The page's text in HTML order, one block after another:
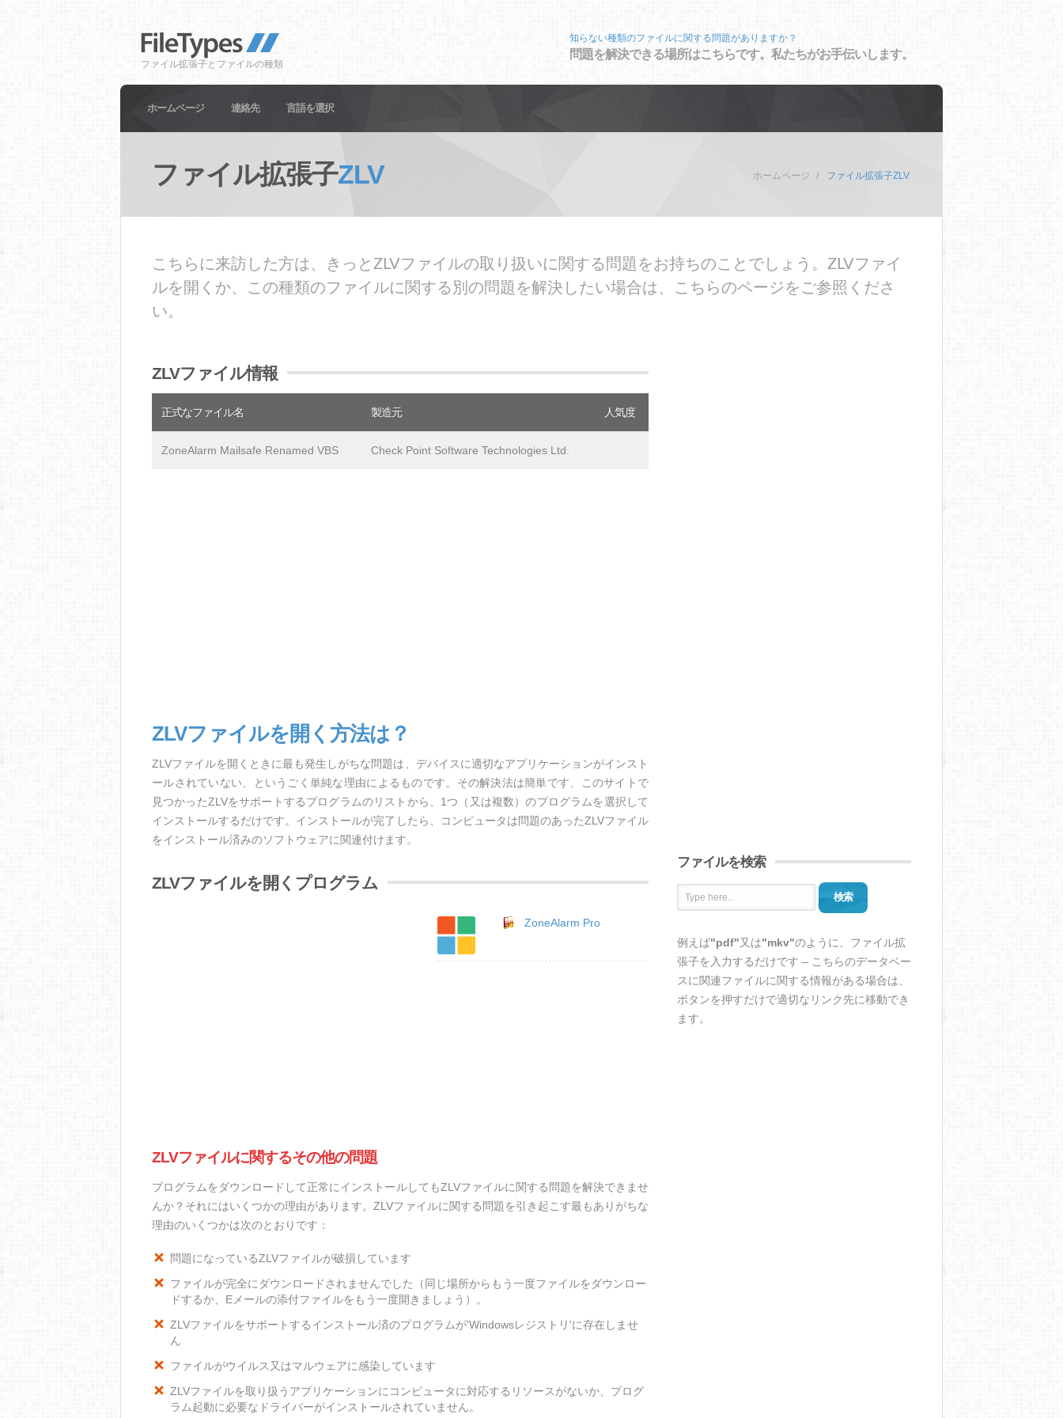
ファイル拡張子とファイルの種類
知らない種類のファイルに関する問題がありますか？
問題を解決できる場所はこちらです。私たちがお手伝いします。
ホームページ 連絡先 言語を選択
ファイル拡張子ZLV ホームページ ファイル拡張子ZLV
こちらに来訪した方は、きっとZLVファイルの取り扱いに関する問題をお持ちのことでしょう。ZLVファイ
ルを開くか、この種類のファイルに関する別の問題を解決したい場合は、こちらのページをご参照くださ
い。
ZLVファイル情報
正式なファイル名 製造元 人気度
ZoneAlarm Mailsafe Renamed VBS Check Point Software Technologies Ltd.
ZLVファイルを開く方法は？
ZLVファイルを開くときに最も発生しがちな問題は、デバイスに適切なアプリケーションがインスト
ールされていない、というごく単純な理由によるものです。その解決法は簡単です、このサイトで
見つかったZLVをサポートするプログラムのリストから、1つ（又は複数）のプログラムを選択して
インストールするだけです。インストールが完了したら、コンピュータは問題のあったZLVファイル
をインストール済みのソフトウェアに関連付けます。
ZLVファイルを開くプログラム
ZoneAlarm Pro
ZLVファイルに関するその他の問題
プログラムをダウンロードして正常にインストールしてもZLVファイルに関する問題を解決できませ
んか？それにはいくつかの理由があります。ZLVファイルに関する問題を引き起こす最もありがちな
理由のいくつかは次のとおりです：
問題になっているZLVファイルが破損しています
ファイルが完全にダウンロードされませんでした（同じ場所からもう一度ファイルをダウンロー
ドするか、Eメールの添付ファイルをもう一度開きましょう）。
ZLVファイルをサポートするインストール済のプログラムが'Windowsレジストリ'に存在しませ
ん
ファイルがウイルス又はマルウェアに感染しています
ZLVファイルを取り扱うアプリケーションにコンピュータに対応するリソースがないか、プログ
ラム起動に必要なドライバーがインストールされていません。
ファイルを検索
検索
例えば"pdf"又は"mkv"のように、ファイル拡
張子を入力するだけです – こちらのデータベー
スに関連ファイルに関する情報がある場合は、
ボタンを押すだけで適切なリンク先に移動でき
ます。